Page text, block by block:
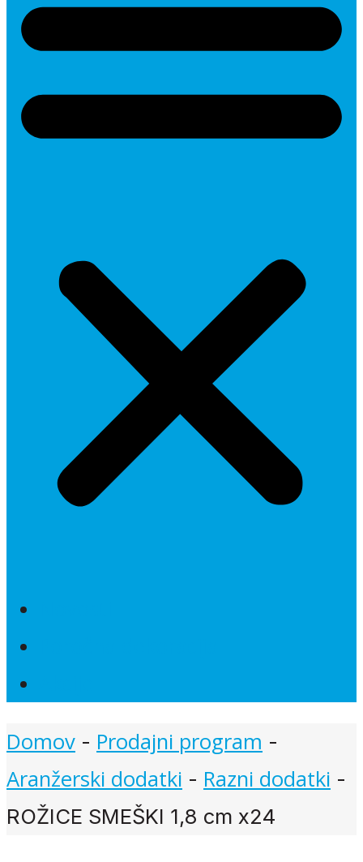
Domov - Prodajni program -
Aranžerski dodatki - Razni dodatki -
ROŽICE SMEŠKI 1,8 cm x24